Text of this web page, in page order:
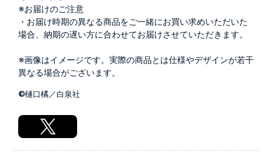
※お届けのご注意
・お届け時期の異なる商品をご一緒にお買い求めいただいた
場合、納期の遅い方に合わせてお届けさせていただきます。
※画像はイメージです。実際の商品とは仕様やデザインが若干
異なる場合がございます。
©樋口橘／白泉社